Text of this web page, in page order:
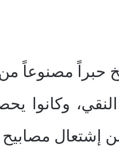
حبراً مصنوعاً
وكانوا
من إشتعال مصابيح